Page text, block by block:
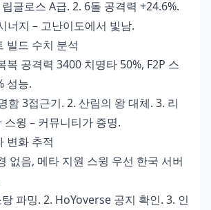
글로스 A급. 2. 6돌 공격력 +24.6%.
너지 – 고난이도에서 빛남.
빌드 수치 분석
복 공격력 3400 치명타 50%, F2P 스
성능.
함 3접근기. 2. 산림의 왕 대체. 3. 리
스윙 – 커뮤니티가 증명.
변화 추적
없음, 메타 지원 스윙 우선 한국 서버
파밍. 2. HoYoverse 공지 확인. 3. 인